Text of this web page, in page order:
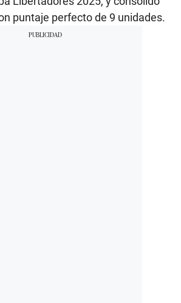
puntaje perfecto de 9 unidades.